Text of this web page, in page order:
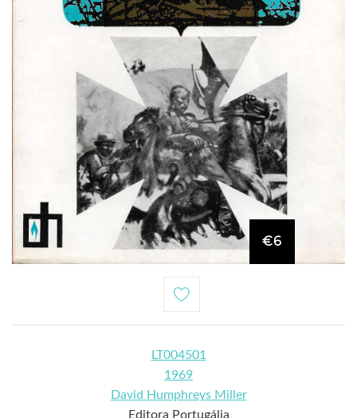
€6
LT004501
1969
David Humphreys Miller
Editora Portugália